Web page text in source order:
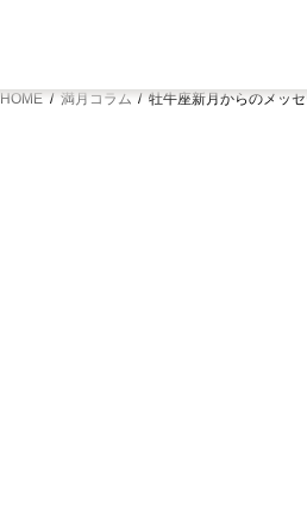
HOME 満月コラム 牡牛座新月からのメッ